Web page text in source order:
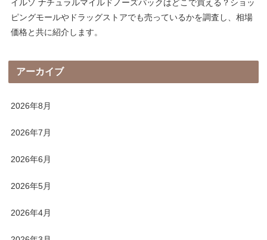
イルソ ナチュラルマイルドノーズパックはどこで買える？ショッ
ピングモールやドラッグストアでも売っているかを調査し、相場
価格と共に紹介します。
アーカイブ
2026年8月
2026年7月
2026年6月
2026年5月
2026年4月